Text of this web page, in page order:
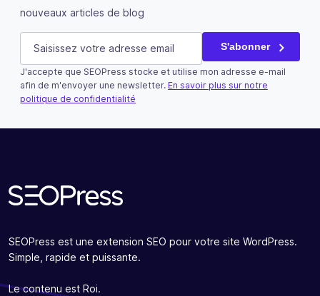
nouveaux articles de blog
Facebook
Ce champ n’est utilisé qu’à des fins de validation et
E-mail (Nécessaire) S'abonner
J'accepte que SEOPress stocke et utilise mon adresse e-mail
afin de m'envoyer une newsletter. En savoir plus sur notre
politique de confidentialité
SEOPress est une extension SEO pour votre site WordPress.
Simple, rapide et puissante.
Le contenu est Roi.